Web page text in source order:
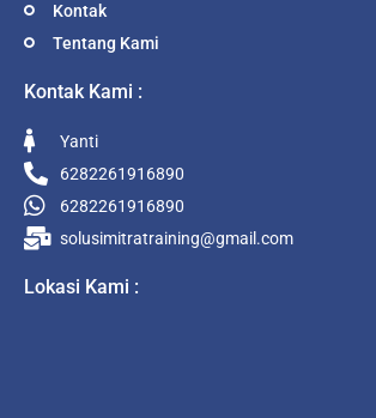
Kontak
Tentang Kami
Kontak Kami :
Yanti
6282261916890
6282261916890
solusimitratraining@gmail.com
Lokasi Kami :